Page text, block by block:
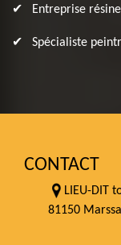
Entreprise
Spécialiste
CONTACT
LIEU-DIT
81150